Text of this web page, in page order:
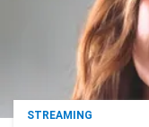
STREAMING